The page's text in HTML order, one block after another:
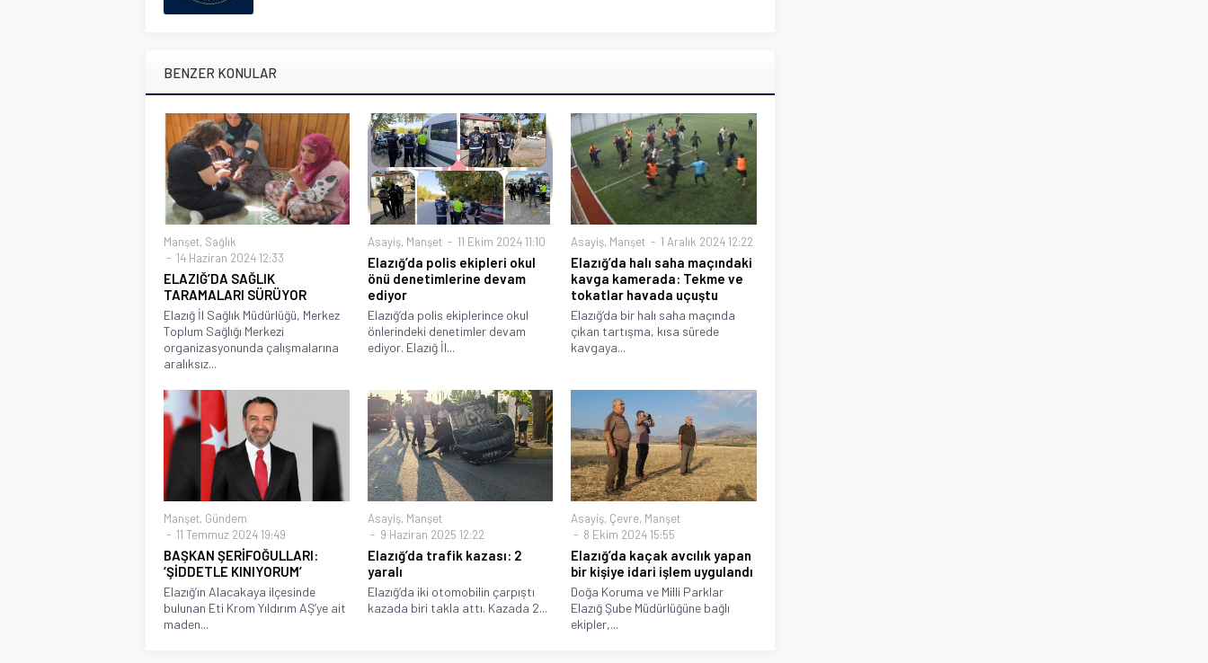
BENZER KONULAR
Manşet, Sağlık
14 Haziran 2024 12:33
ELAZIĞ’DA SAĞLIK
TARAMALARI SÜRÜYOR
Elazığ İl Sağlık Müdürlüğü, Merkez
Toplum Sağlığı Merkezi
organizasyonunda çalışmalarına
aralıksız...
Asayiş, Manşet 11 Ekim 2024 11:10
Elazığ’da polis ekipleri okul
önü denetimlerine devam
ediyor
Elazığ’da polis ekiplerince okul
önlerindeki denetimler devam
ediyor. Elazığ İl...
Asayiş, Manşet 1 Aralık 2024 12:22
Elazığ’da halı saha maçındaki
kavga kamerada: Tekme ve
tokatlar havada uçuştu
Elazığ‘da bir halı saha maçında
çıkan tartışma, kısa sürede
kavgaya...
Manşet, Gündem
11 Temmuz 2024 19:49
BAŞKAN ŞERİFOĞULLARI:
‘ŞİDDETLE KINIYORUM’
Elazığ’ın Alacakaya ilçesinde
bulunan Eti Krom Yıldırım AŞ’ye ait
maden...
Asayiş, Manşet
9 Haziran 2025 12:22
Elazığ’da trafik kazası: 2
yaralı
Elazığ’da iki otomobilin çarpıştı
kazada biri takla attı. Kazada 2...
Asayiş, Çevre, Manşet
8 Ekim 2024 15:55
Elazığ’da kaçak avcılık yapan
bir kişiye idari işlem uygulandı
Doğa Koruma ve Milli Parklar
Elazığ Şube Müdürlüğüne bağlı
ekipler,...